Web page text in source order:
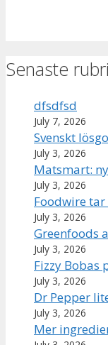
Senaste
dfsdfsd
July 7, 2026
Svenskt
July 3, 2026
Matsmart:
July 3, 2026
Foodwire
July 3, 2026
Greenfoods
July 3, 2026
Fizzy Bobas
July 3, 2026
Dr Pepper
July 3, 2026
Mer